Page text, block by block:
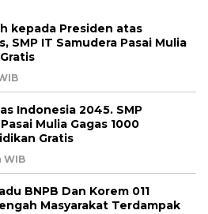
kepada Presiden atas
SMP IT Samudera Pasai Mulia
Indonesia 2045. SMP
Mulia Gagas 1000
Gratis
WIB
BNPB Dan Korem 011
Masyarakat Terdampak